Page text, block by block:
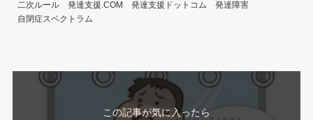
二次ルール 発達支援.COM 発達支援ドットコム
発達障害
自閉症スペクトラム
この記事が気に入ったら